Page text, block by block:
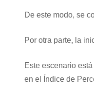
De este modo, se
Por otra parte, la
Este escenario
en el Índice de